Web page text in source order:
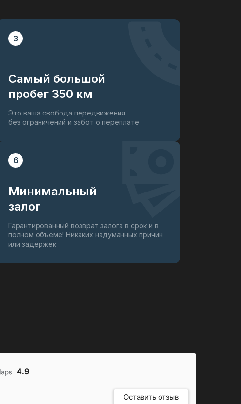
3
Самый большой
пробег 350 км
Это ваша свобода передвижения
без ограничений и забот о переплате
6
Минимальный
залог
Гарантированный возврат залога в срок и в
полном объеме! Никаких надуманных причин
или задержек
4.9
Оставить отзыв